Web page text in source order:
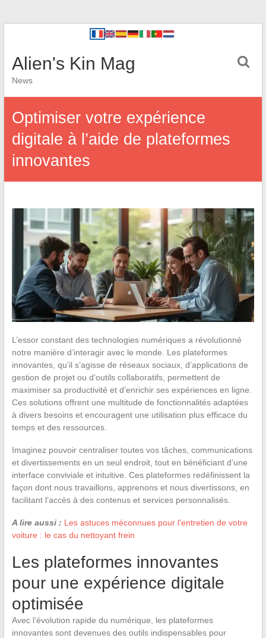
Alien's Kin Mag
News
Optimiser votre expérience
digitale à l’aide de plateformes
innovantes
L’essor constant des technologies numériques a révolutionné
notre manière d’interagir avec le monde. Les plateformes
innovantes, qu’il s’agisse de réseaux sociaux, d’applications de
gestion de projet ou d’outils collaboratifs, permettent de
maximiser sa productivité et d’enrichir ses expériences en ligne.
Ces solutions offrent une multitude de fonctionnalités adaptées
à divers besoins et encouragent une utilisation plus efficace du
temps et des ressources.
Imaginez pouvoir centraliser toutes vos tâches, communications
et divertissements en un seul endroit, tout en bénéficiant d’une
interface conviviale et intuitive. Ces plateformes redéfinissent la
façon dont nous travaillons, apprenons et nous divertissons, en
facilitant l’accès à des contenus et services personnalisés.
A lire aussi : Les astuces méconnues pour l'entretien de votre
voiture : le cas du nettoyant frein
Les plateformes innovantes
pour une expérience digitale
optimisée
Avec l’évolution rapide du numérique, les plateformes
innovantes sont devenues des outils indispensables pour